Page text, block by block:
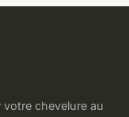
chevelure au